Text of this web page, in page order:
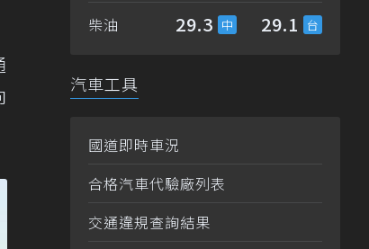
柴油 29.3 29.1
汽車工具
國道即時車況
合格汽車代驗廠列表
交通違規查詢結果